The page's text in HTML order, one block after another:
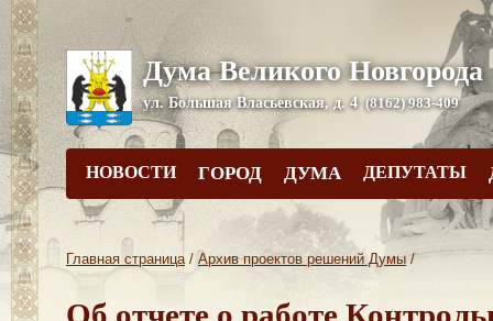
Дума Великого Новгорода
ул. Большая Власьевская, д. 4 (8162) 983-409
НОВОСТИ ГОРОД ДУМА ДЕПУТАТЫ
Главная страница/ Архив проектов решений Думы/